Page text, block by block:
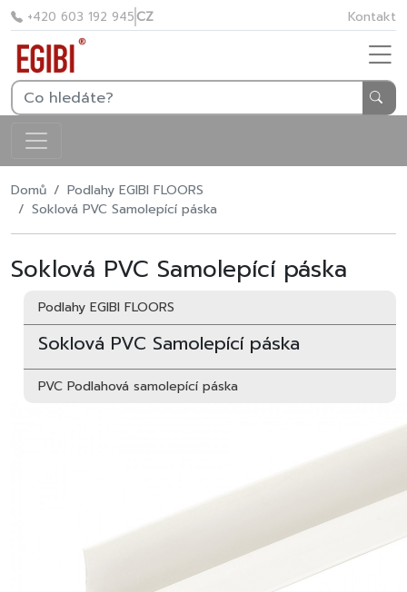
+420 603 192 945CZ Kontakt
Domů
Podlahy EGIBI FLOORS
Soklová PVC Samolepící páska
Soklová PVC Samolepící páska
Podlahy EGIBI FLOORS
Soklová PVC Samolepící páska
PVC Podlahová samolepící páska